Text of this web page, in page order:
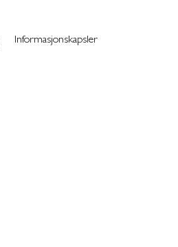
Informasjonskapsler